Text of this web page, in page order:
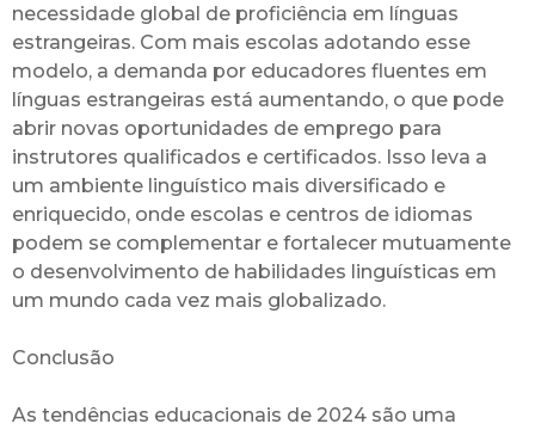
necessidade global de proficiência em línguas
estrangeiras. Com mais escolas adotando esse
modelo, a demanda por educadores fluentes em
línguas estrangeiras está aumentando, o que pode
abrir novas oportunidades de emprego para
instrutores qualificados e certificados. Isso leva a
um ambiente linguístico mais diversificado e
enriquecido, onde escolas e centros de idiomas
podem se complementar e fortalecer mutuamente
o desenvolvimento de habilidades linguísticas em
um mundo cada vez mais globalizado.
Conclusão
As tendências educacionais de 2024 são uma